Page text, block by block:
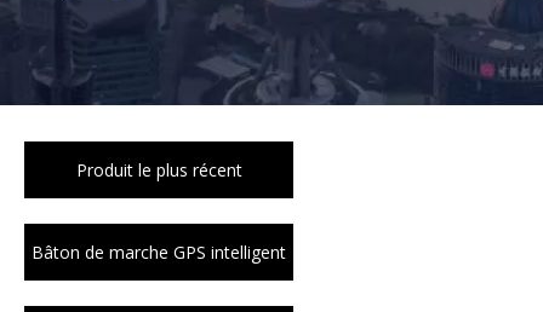
Produit le plus récent
Bâton de marche GPS intelligent